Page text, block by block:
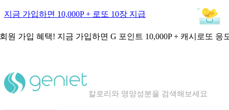
지금 가입하면 10,000P + 로또 10장 지급
원 가입 혜택! 지금 가입하면 G 포인트 10,000P + 캐시로또 응
칼로리와 영양성분을 검색해보세요